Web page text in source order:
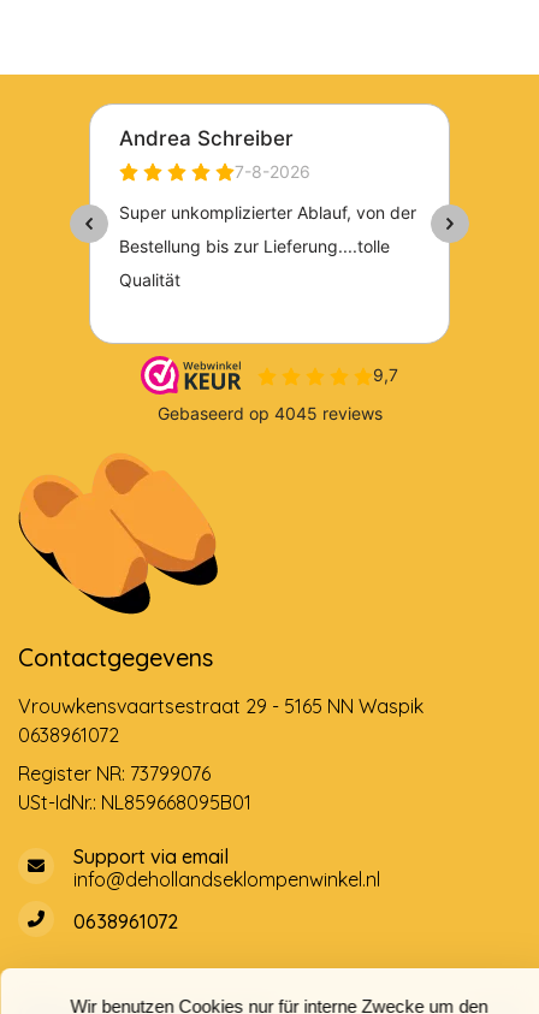
Wir benutzen Cookies nur für interne Zwecke um den
Contactgegevens
Vrouwkensvaartsestraat 29 - 5165 NN Waspik
0638961072
Register NR: 73799076
USt-IdNr.: NL859668095B01
Support via email
info@dehollandseklompenwinkel.nl
0638961072